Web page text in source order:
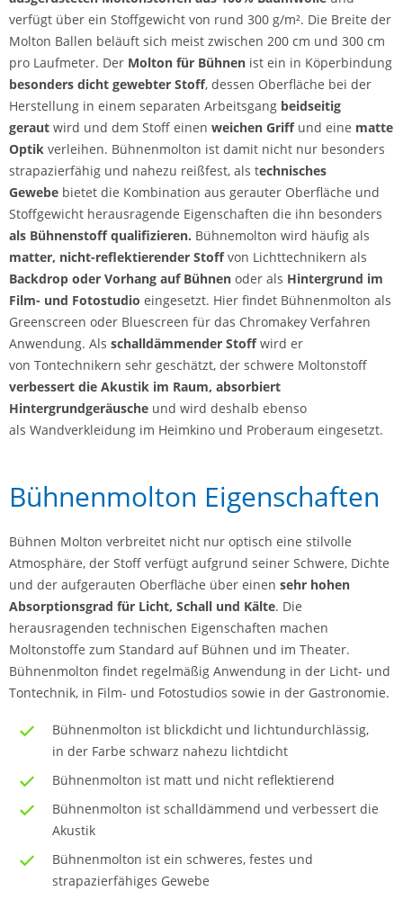
verfügt über ein Stoffgewicht von rund 300 g/m². Die Breite der
Molton Ballen beläuft sich meist zwischen 200 cm und 300 cm
pro Laufmeter. Der Molton für Bühnen ist ein in Köperbindung
besonders dicht gewebter Stoff, dessen Oberfläche bei der
Herstellung in einem separaten Arbeitsgang beidseitig
geraut wird und dem Stoff einen weichen Griffund eine matte
Optik verleihen. Bühnenmolton ist damit nicht nur besonders
strapazierfähig und nahezu reißfest, als technisches
Gewebe bietet die Kombination aus gerauter Oberfläche und
Stoffgewicht herausragende Eigenschaften die ihn besonders
als Bühnenstoff qualifizieren. Bühnemolton wird häufig als
matter, nicht-reflektierender Stoffvon Lichttechnikern als
Backdrop oder Vorhang auf Bühnen oder als Hintergrund im
Film- und Fotostudio eingesetzt. Hier findet Bühnenmolton als
Greenscreen oder Bluescreen für das Chromakey Verfahren
Anwendung. Als schalldämmender Stoffwird er
von Tontechnikern sehr geschätzt, der schwere Moltonstoff
verbessert die Akustik im Raum, absorbiert
Hintergrundgeräusche und wird deshalb ebenso
als Wandverkleidung im Heimkino und Proberaum eingesetzt.
Bühnenmolton Eigenschaften
Bühnen Molton verbreitet nicht nur optisch eine stilvolle
Atmosphäre, der Stoff verfügt aufgrund seiner Schwere, Dichte
und der aufgerauten Oberfläche über einen sehr hohen
Absorptionsgrad für Licht, Schall und Kälte. Die
herausragenden technischen Eigenschaften machen
Moltonstoffe zum Standard auf Bühnen und im Theater.
Bühnenmolton findet regelmäßig Anwendung in der Licht- und
Tontechnik, in Film- und Fotostudios sowie in der Gastronomie.
Bühnenmolton ist blickdicht und lichtundurchlässig,
in der Farbe schwarz nahezu lichtdicht
Bühnenmolton ist matt und nicht reflektierend
Bühnenmolton ist schalldämmend und verbessert die
Akustik
Bühnenmolton ist ein schweres, festes und
strapazierfähiges Gewebe